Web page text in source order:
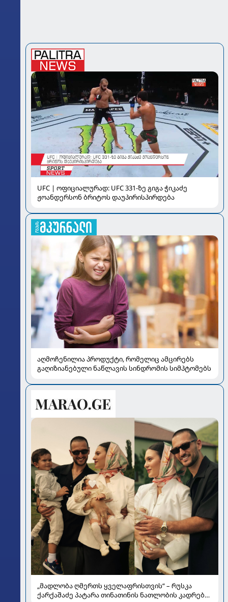
UFC | ოფიციალურად: UFC 331-ზე გიგა ჭიკაძე
ჟოანდერსონ ბრიტოს დაუპირისპირდება
აღმოჩენილია პროდუქტი, რომელიც ამცირებს
გაღიზიანებული ნაწლავის სინდრომის სიმპტომებს
„მადლობა ღმერთს ყველაფრისთვის“ – რუსკა
ქარქაშაძე პატარა თინათინის ნათლობის კადრებს